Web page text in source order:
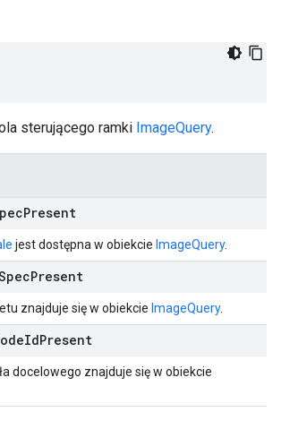
sterującego ramki ImageQuery.
Present
jest dostępna w obiekcie ImageQuery.
Present
znajduje się w obiekcie ImageQuery.
IdPresent
docelowego znajduje się w obiekcie